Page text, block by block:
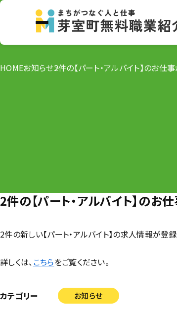
HOMEお知らせ2件の【パート・アルバイト】のお仕
2件の【パート・アルバイト】のお
2件の新しい【パート・アルバイト】の求人情報が登
詳しくは、こちらをご覧ください。
カテゴリー お知らせ